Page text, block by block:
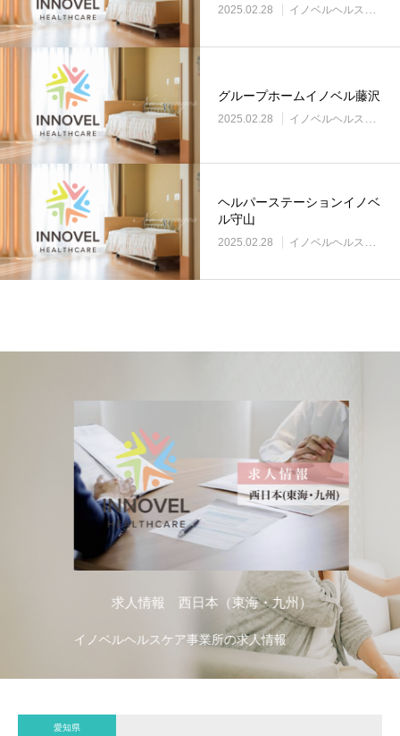
2025.02.28 イノベルヘルスケア事業所
グループホームイノベル藤沢
2025.02.28 イノベルヘルスケア事業所
ヘルパーステーションイノベ
ル守山
2025.02.28 イノベルヘルスケア事業所
求人情報 西日本（東海・九州）
イノベルヘルスケア事業所の求人情報
愛知県